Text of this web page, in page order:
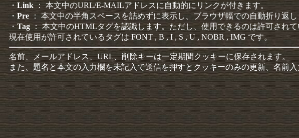
・Link： 本文中のURL/E-MAILアドレスに自動的にリンクが付きます。
・Pre ： 本文中の半角スペースを詰めずに表示し、ブラウザ幅での自動折り返
・Tag： 本文中のHTMLタグを認識します。ただし、使用できるのは許可され
現在使用が許可されているタグは FONT , B , I , S , U , NOBR , IMG です。
名前、メールアドレス、URL、削除キーは一定期間クッキーに保存されます。
また、題名と本文の入力欄を未記入で送信を押すとクッキーのみの更新、名前